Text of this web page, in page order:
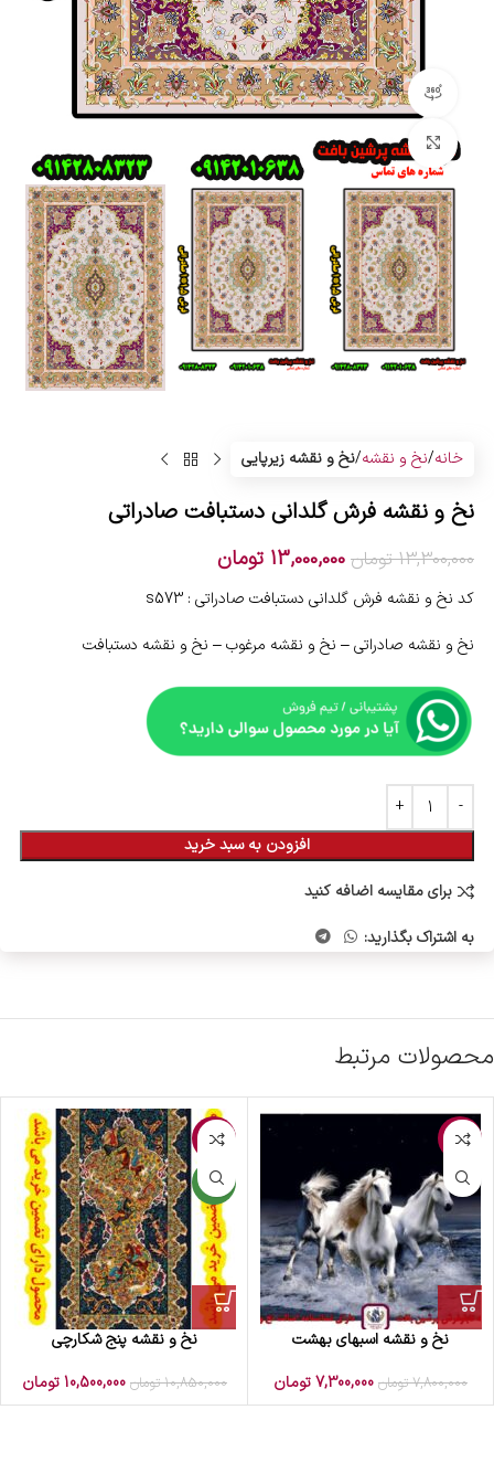
مشاهده 360 درجه
بزرگنمایی تصویر
خانه نخ و نقشه نخ و نقشه زیرپایی
نخ و نقشه فرش گلدانی دستبافت صادراتی
13,300,000 تومان 13,000,000 تومان
کد نخ و نقشه فرش گلدانی دستبافت صادراتی : s573
نخ و نقشه صادراتی – نخ و نقشه مرغوب – نخ و نقشه دستبافت
افزودن به سبد خرید
برای مقایسه اضافه کنید
به اشتراک بگذارید:
محصولات مرتبط
-6%
نخ و نقشه اسبهای بهشت
7,800,000 تومان 7,300,000تومان
-3%
جدید
نخ و نقشه پنج شکارچی
10,850,000 تومان 10,500,000تومان